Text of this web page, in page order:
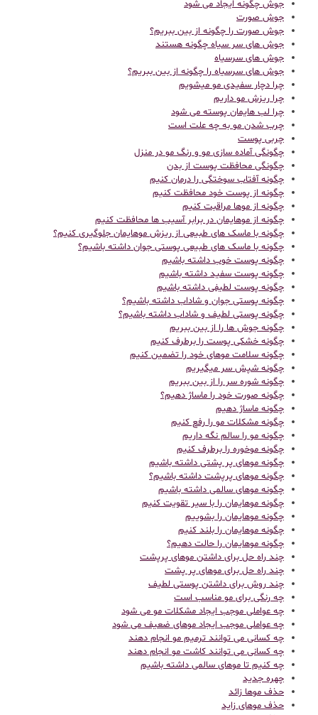
جوش چگونه ایجاد می شود
جوش صورت
جوش صورت را چگونه از بین ببریم؟
جوش های سر سیاه چگونه هستند
جوش های سرسیاه
جوش های سرسیاه را چگونه از بین ببریم؟
چرا دچار سفیدی مو میشویم
چرا ریزش مو داریم
چرا لب هایمان پوسته می شود
چرب شدن مو به چه علت است
چربی پوست
چگونگی آماده سازی مو و رنگ مو در منزل
چگونگی محافظت پوست از بدن
چگونه آفتاب سوختگی را درمان کنیم
چگونه از پوست خود محافظت کنیم
چگونه از موها مراقبت کنیم
چگونه از موهایمان در برابر آسیب ها محافظت کنیم
چگونه با ماسک های طبیعی از ریزش موهایمان جلوگیری کنیم؟
چگونه با ماسک های طبیعی پوستی جوان داشته باشیم؟
چگونه پوست خوب داشته باشیم
چگونه پوست سفید داشته باشیم
چگونه پوست لطیفی داشته باشیم
چگونه پوستی جوان و شاداب داشته باشیم؟
چگونه پوستی لطیف و شاداب داشته باشیم؟
چگونه جوش ها را از بین ببریم
چگونه خشکی پوست را برطرف کنیم
چگونه سلامت موهای خود را تضمین کنیم
چگونه شپش سر میگیریم
چگونه شوره سر را از بین ببریم
چگونه صورت خود را ماساژ دهیم؟
چگونه ماساژ دهیم
چگونه مشکلات مو را رفع کنیم
چگونه مو را سالم نگه داریم
چگونه موخوره را برطرف کنیم
چگونه موهای پر پشتی داشته باشیم
چگونه موهای پرپشت داشته باشیم؟
چگونه موهای سالمی داشته باشیم
چگونه موهایمان را با سیر تقویت کنیم
چگونه موهایمان را بشوییم
چگونه موهایمان را بلند کنیم
چگونه موهایمان را حالت دهیم؟
چند راه حل برای داشتن موهای پرپشت
چند راه حل برای موهای پر پشت
چند روش برای داشتن پوستی لطیف
چه رنگی برای مو مناسب است
چه عواملی موجب ایجاد مشکلات مو می شود
چه عواملی موجب ایجاد موهای ضعیف می شود
چه کسانی می توانند ترمیم مو انجام دهند
چه کسانی می توانند کاشت مو انجام دهند
چه کنیم تا موهای سالمی داشته باشیم
چهره جدید
حذف موها زائد
حذف موهای زاید